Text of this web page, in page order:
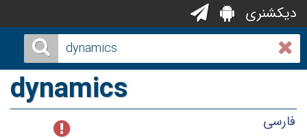
دیکشنری
dynamics
فارسی